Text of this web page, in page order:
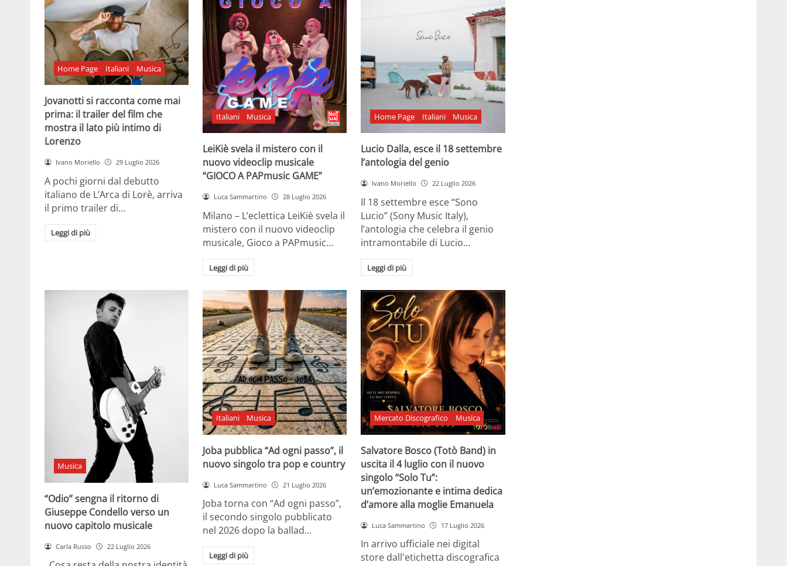
Home Page Italiani Musica
Jovanotti si racconta come mai
prima: il trailer del film che
mostra il lato più intimo di
Lorenzo
Ivano Moriello 29 Luglio 2026
A pochi giorni dal debutto
italiano de L’Arca di Lorè, arriva
il primo trailer di…
Leggi di più
Italiani Musica
LeiKiè svela il mistero con il
nuovo videoclip musicale
“GIOCO A PAPmusic GAME”
Luca Sammartino 28 Luglio 2026
Milano – L’eclettica LeiKiè svela il
mistero con il nuovo videoclip
musicale, Gioco a PAPmusic…
Leggi di più
Home Page Italiani Musica
Lucio Dalla, esce il 18 settembre
l’antologia del genio
Ivano Moriello 22 Luglio 2026
Il 18 settembre esce “Sono
Lucio” (Sony Music Italy),
l’antologia che celebra il genio
intramontabile di Lucio…
Leggi di più
Musica
“Odio” sengna il ritorno di
Giuseppe Condello verso un
nuovo capitolo musicale
Carla Russo 22 Luglio 2026
Italiani Musica
Joba pubblica “Ad ogni passo”, il
nuovo singolo tra pop e country
Luca Sammartino 21 Luglio 2026
Joba torna con “Ad ogni passo”,
il secondo singolo pubblicato
nel 2026 dopo la ballad…
Leggi di più
Mercato Discografico Musica
Salvatore Bosco (Totò Band) in
uscita il 4 luglio con il nuovo
singolo “Solo Tu”:
un’emozionante e intima dedica
d’amore alla moglie Emanuela
Luca Sammartino 17 Luglio 2026
In arrivo ufficiale nei digital
store dall'etichetta discografica